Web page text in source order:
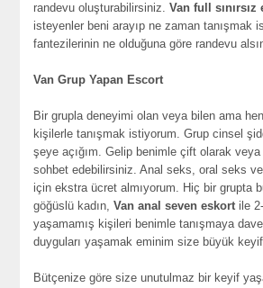
randevu oluşturabilirsiniz.Van full sınırsız
isteyenler beni arayıp ne zaman tanışmak
fantezilerinin ne olduğuna göre randevu
Van Grup Yapan Escort
Bir grupla deneyimi olan veya bilen ama
kişilerle tanışmak istiyorum. Grup cinsel
şeye açığım. Gelip benimle çift olarak veya
sohbet edebilirsiniz. Anal seks, oral seks
için ekstra ücret almıyorum. Hiç bir grupta
göğüslü kadın,Van anal seven eskortile
yaşamamış kişileri benimle tanışmaya
duyguları yaşamak eminim size büyük
Bütçenize göre size unutulmaz bir keyif